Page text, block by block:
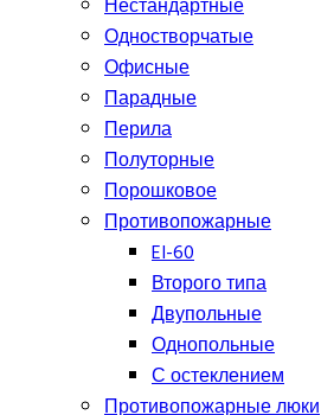
Одностворчатые
Офисные
Парадные
Перила
Полуторные
Порошковое
Противопожарные
EI-60
Второго типа
Двупольные
Однопольные
С остеклением
Противопожарные люки